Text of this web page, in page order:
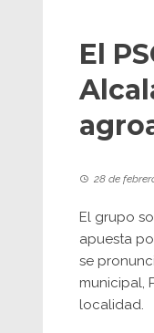
El
28 de
El grupo
apuesta
se
municipal,
localidad.